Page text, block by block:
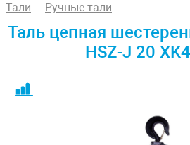
Тали
Ручные тали
Таль цепная
HSZ-J 20